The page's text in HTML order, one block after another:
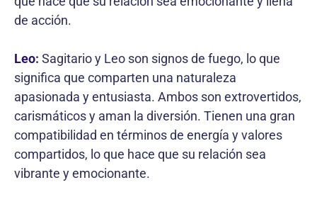
de acción.
Leo: Sagitario y Leo son signos de fuego, lo que
significa que comparten una naturaleza
apasionada y entusiasta. Ambos son extrovertidos,
carismáticos y aman la diversión. Tienen una gran
compatibilidad en términos de energía y valores
compartidos, lo que hace que su relación sea
vibrante y emocionante.